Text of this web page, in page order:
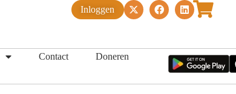
Inloggen
Contact Doneren